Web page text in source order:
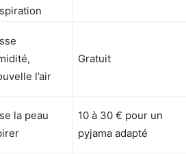
l’air
Gratuit
la peau
10 à 30 € pour un
pyjama adapté